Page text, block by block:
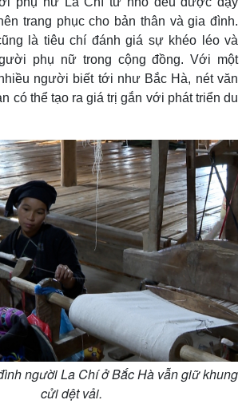
Video
Ảnh
E-Magazine
Infographic
trang phục cho bản thân và gia đình.
là tiêu chí đánh giá sự khéo léo và
phụ nữ trong cộng đồng. Với một
người biết tới như Bắc Hà, nét văn
có thể tạo ra giá trị gắn với phát triển du
người La Chí ở Bắc Hà vẫn giữ khung
cửi dệt vải.